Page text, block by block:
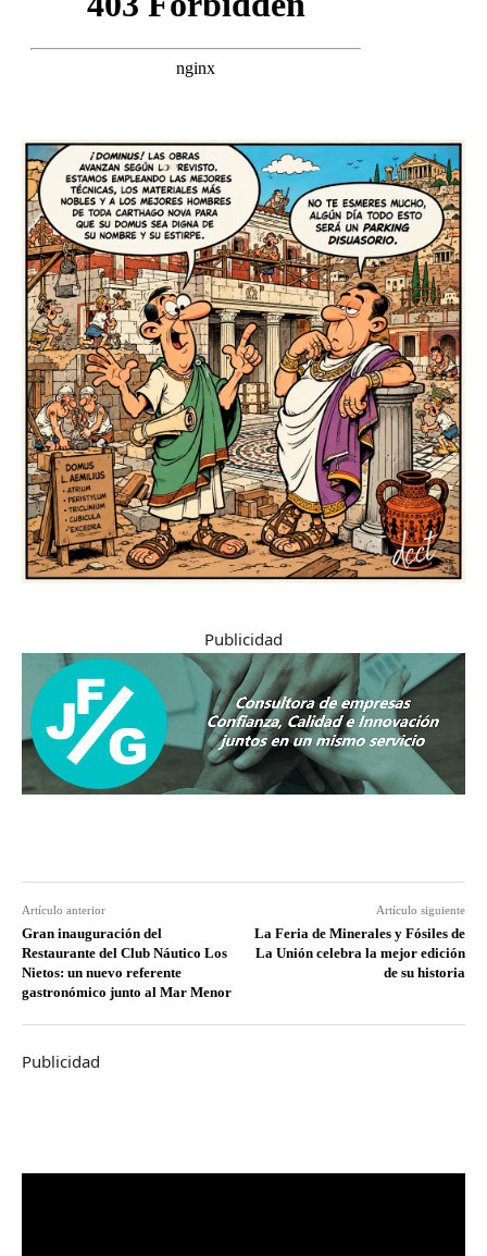
Publicidad
Artículo anterior
Gran inauguración del
Restaurante del Club Náutico Los
Nietos: un nuevo referente
gastronómico junto al Mar Menor
Artículo siguiente
La Feria de Minerales y Fósiles de
La Unión celebra la mejor edición
de su historia
Publicidad